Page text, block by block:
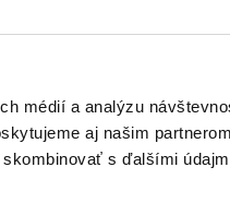
médií a analýzu
aj našim
s ďalšími